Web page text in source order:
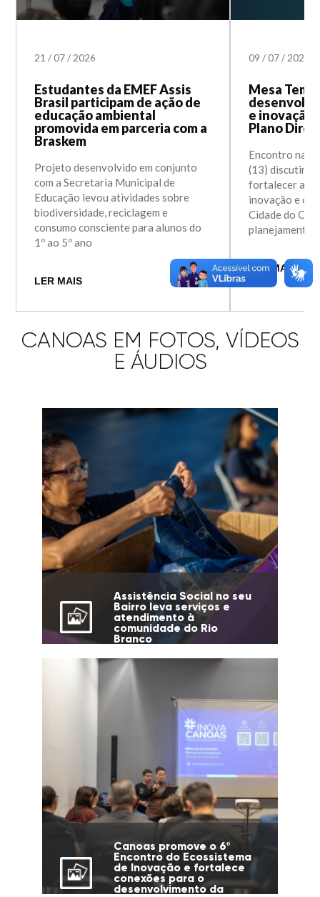
21/07/ 2026
Estudantes da EMEF Assis
Brasil participam de ação de
educação ambiental
promovida em parceria com a
Braskem
Projeto desenvolvido em conjunto
com a Secretaria Municipal de
Educação levou atividades sobre
biodiversidade, reciclagem e
consumo consciente para alunos do
1º ao 5º ano
LER MAIS
09/07/ 2026
Mesa
e inovação
Plano
Encontro na
(13) discutirá
fortalecer a
inovação e
Cidade do
planejamento
LER MAIS
CANOAS EM FOTOS, VÍDEOS
E ÁUDIOS
Assistência Social no seu
Bairro leva serviços e
atendimento à
comunidade do Rio
Branco
Canoas promove o 6º
Encontro do Ecossistema
de Inovação e fortalece
conexões para o
desenvolvimento da